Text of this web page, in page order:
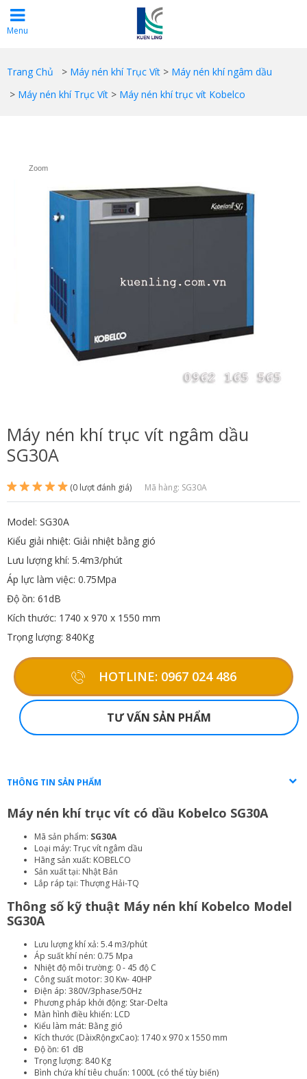
Menu
Trang Chủ > Máy nén khí Trục Vít > Máy nén khí ngâm dầu
> Máy nén khí Trục Vít > Máy nén khí trục vít Kobelco
Zoom
Máy nén khí trục vít ngâm dầu
SG30A
(0 lượt đánh giá) Mã hàng: SG30A
Model: SG30A
Kiểu giải nhiệt: Giải nhiệt bằng gió
Lưu lượng khí: 5.4m3/phút
Áp lực làm việc: 0.75Mpa
Độ ồn: 61dB
Kích thước: 1740 x 970 x 1550 mm
Trọng lượng: 840Kg
HOTLINE: 0967 024 486
TƯ VẤN SẢN PHẨM
THÔNG TIN SẢN PHẨM
Máy nén khí trục vít có dầu Kobelco SG30A
Mã sản phẩm: SG30A
Loại máy: Trục vít ngâm dầu
Hãng sản xuất: KOBELCO
Sản xuất tại: Nhật Bản
Lắp ráp tại: Thượng Hải-TQ
Thông số kỹ thuật Máy nén khí Kobelco Model
SG30A
Lưu lượng khí xả: 5.4 m3/phút
Áp suất khí nén: 0.75 Mpa
Nhiệt độ môi trường: 0 - 45 độ C
Công suất motor: 30 Kw- 40HP
Điện áp: 380V/3phase/50Hz
Phương pháp khởi động: Star-Delta
Màn hình điều khiển: LCD
Kiểu làm mát: Bằng gió
Kích thước (DàixRộngxCao): 1740 x 970 x 1550 mm
Độ ồn: 61 dB
Trọng lượng: 840 Kg
Bình chứa khí tiêu chuẩn: 1000L (có thể tùy biến)